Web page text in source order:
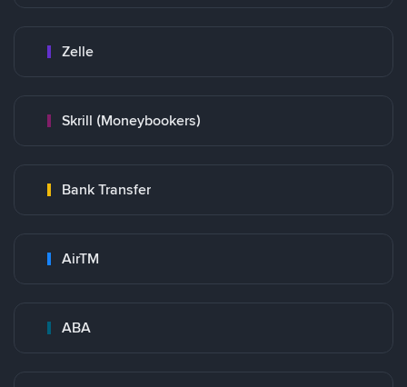
Zelle
Skrill (Moneybookers)
Bank Transfer
AirTM
ABA